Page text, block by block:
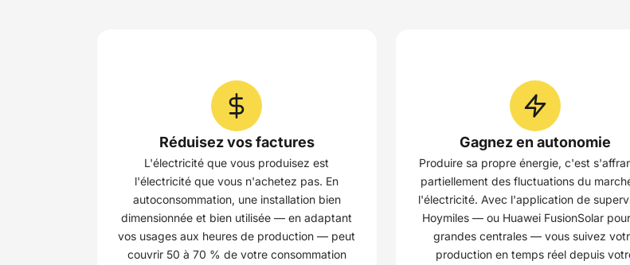
Réduisez vos factures
L'électricité que vous produisez est
l'électricité que vous n'achetez pas. En
autoconsommation, une installation bien
dimensionnée et bien utilisée — en adaptant
vos usages aux heures de production — peut
couvrir 50 à 70 % de votre consommation
Gagnez en autonomie
Produire sa propre énergie, c'est
partiellement des fluctuations du
l'électricité. Avec l'application de
Hoymiles — ou Huawei FusionSolar
grandes centrales — vous suivez
production en temps réel depuis